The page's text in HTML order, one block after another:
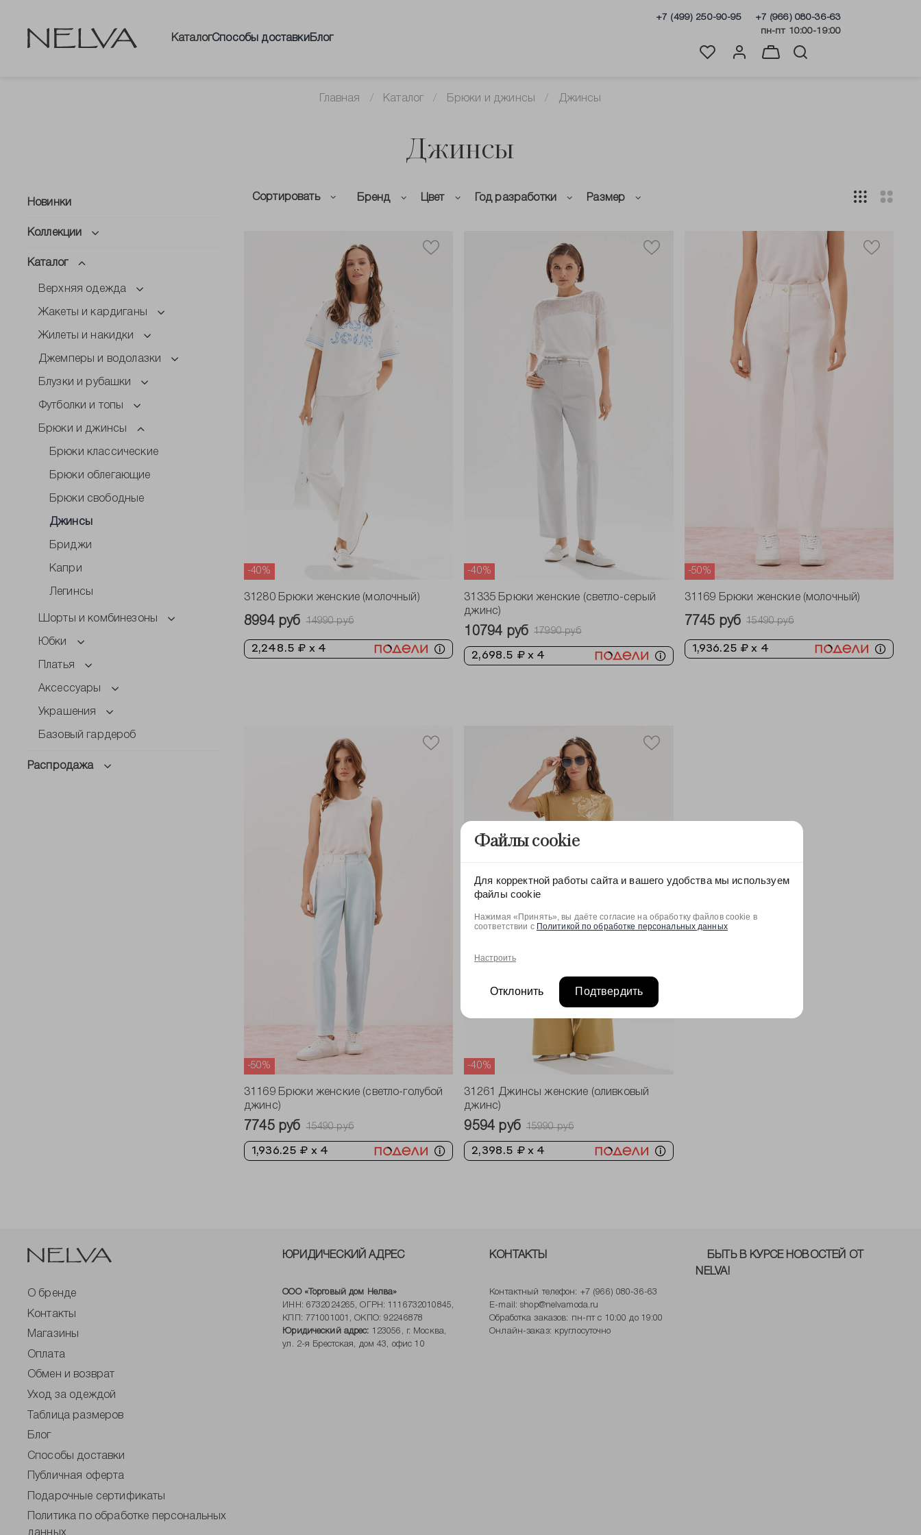
КаталогСпособы доставки Блог
+7 (499) 250-90-95
+7 (966) 080-36-63
пн-пт 10:00-19:00
Главная Каталог Брюки и джинсы Джинсы
Джинсы
Сортировать Бренд Цвет Год разработки Размер
-40%
31280 Брюки женские (молочный)
8994 руб 14990 руб
2,248.5 ₽ x 4
-40%
31335 Брюки женские (светло-серый
джинс)
10794 руб 17990 руб
2,698.5 ₽ x 4
-50%
31169 Брюки женские (молочный)
7745 руб 15490 руб
1,936.25 ₽ x 4
-50%
31169 Брюки женские (светло-голубой
джинс)
7745 руб 15490 руб
1,936.25 ₽ x 4
-40%
31261 Джинсы женские (оливковый
джинс)
9594 руб 15990 руб
2,398.5 ₽ x 4
Новинки
Коллекции
Каталог
Верхняя одежда
Жакеты и кардиганы
Жилеты и накидки
Джемперы и водолазки
Блузки и рубашки
Футболки и топы
Брюки и джинсы
Брюки классические
Брюки облегающие
Брюки свободные
Джинсы
Бриджи
Капри
Легинсы
Шорты и комбинезоны
Юбки
Платья
Аксессуары
Украшения
Базовый гардероб
Распродажа
О бренде
Контакты
Магазины
Оплата
Обмен и возврат
Уход за одеждой
Таблица размеров
Блог
Способы доставки
Публичная оферта
Подарочные сертификаты
Политика по обработке персональных
КОНТАКТЫ
Контактный телефон: +7 (966) 080-36-63
E-mail:shop@nelvamoda.ru
Обработка заказов: пн-пт с 10:00 до 19:00
Онлайн-заказ: круглосуточно
ЮРИДИЧЕСКИЙ АДРЕС
ООО «Торговый дом Нелва»
ИНН: 6732024265, ОГРН: 1116732010845,
КПП: 771001001, ОКПО: 92246878
Юридический адрес: 123056, г. Москва,
ул. 2-я Брестская, дом 43, офис 10
БЫТЬ В КУРСЕ НОВОСТЕЙ ОТ
NELVA!
Файлы cookie
Для корректной работы сайта и вашего удобства мы используем
файлы cookie
Нажимая «Принять», вы даёте согласие на обработку файлов cookie в
соответствии с Политикой по обработке персональных данных
Настроить
Отклонить Подтвердить